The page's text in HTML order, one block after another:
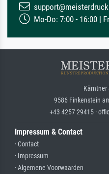
Mo-Do: 7:00 - 16:00 |
Kärntner
9586 Finkenstein
+43 4257 29415 ·
Impressum & Contact
· Contact
· Impressum
· Algemene Voorwaarden